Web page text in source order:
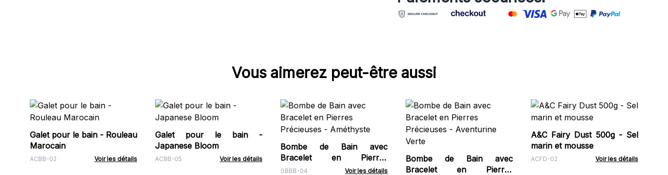
Vous aimerez peut-être aussi
Galet pour le bain - Rouleau
Marocain
ACBB-02 Voir les détails
Galet pour le bain -
Japanese Bloom
ACBB-05 Voir les détails
Bombe de Bain avec
Bracelet en Pierres
Précieuses - Améthyste
GBBB-04 Voir les détails
Bombe de Bain avec
Bracelet en Pierres
A&C Fairy Dust 500g - Sel
marin et mousse
ACFD-02 Voir les détails